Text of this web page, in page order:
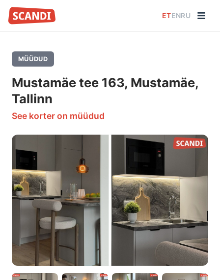
ETENRU
MÜÜDUD
Mustamäe tee 163, Mustamäe,
Tallinn
See korter on müüdud